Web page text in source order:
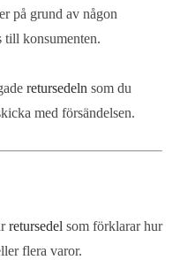
på grund av någon
till konsumenten.
retursedeln som du
med försändelsen.
retursedel som förklarar hur
flera varor.